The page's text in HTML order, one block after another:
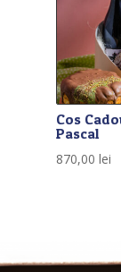
Cos
Pascal
870,00 lei